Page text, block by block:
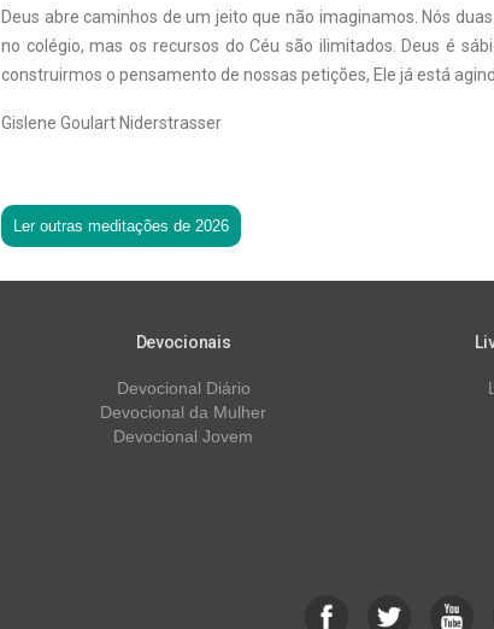
Deus abre caminhos de um jeito que não imaginamos. Nós
no colégio, mas os recursos do Céu são ilimitados. Deus é
construirmos o pensamento de nossas petições, Ele já está
Gislene Goulart Niderstrasser
Ler outras meditações de 2026
Devocionais
Devocional Diário
Devocional da Mulher
Devocional Jovem